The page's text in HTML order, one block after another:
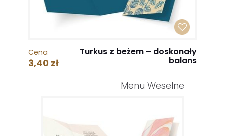
Cena
3,40 zł
Turkus z beżem – doskonały
balans
Menu Weselne